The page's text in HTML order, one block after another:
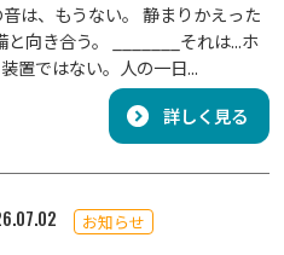
は、もうない。 静まりかえった
向き合う。 _______それは...ホ
置ではない。人の一日...
詳しく見る
お知らせ